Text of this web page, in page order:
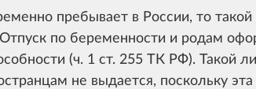
пребывает в России, то такой
по беременности и родам
(ч. 1 ст. 255 ТК РФ). Такой
не выдается, поскольку эта